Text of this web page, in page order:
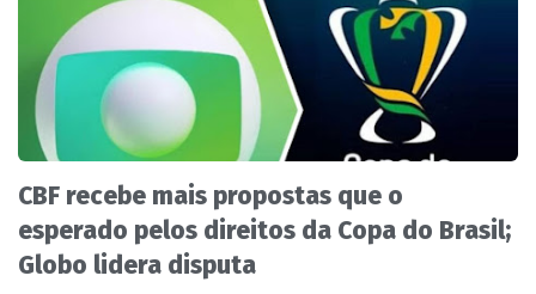
CBF recebe mais propostas que o
esperado pelos direitos da Copa do Brasil;
Globo lidera disputa